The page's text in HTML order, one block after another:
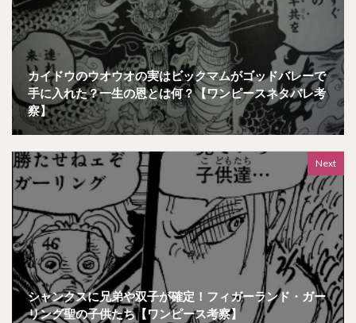
カイドウのウオウオの実はビックマムがゴッドバレーで
手に入れた？一生の恩とは何？【ワンピースネタバレ考
察】
Next
シャンクスに兄弟や双子が確定！フィガーランド・ガー
リング聖の子供たち【ワンピース考察】